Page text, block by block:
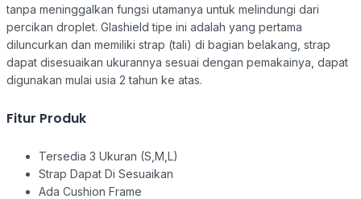
tanpa meninggalkan fungsi utamanya untuk melindungi dari
percikan droplet. Glashield tipe ini adalah yang pertama
diluncurkan dan memiliki strap (tali) di bagian belakang, strap
dapat disesuaikan ukurannya sesuai dengan pemakainya, dapat
digunakan mulai usia 2 tahun ke atas.
Fitur Produk
Tersedia 3 Ukuran (S,M,L)
Strap Dapat Di Sesuaikan
Ada Cushion Frame